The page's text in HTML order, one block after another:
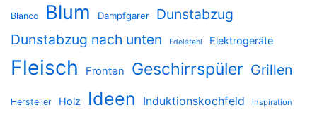
Blanco Blum Dampfgarer
Dunstabzug
Dunstabzug nach unten
Edelstahl Elektrogeräte
Fleisch Fronten Geschirrspüler Grillen
Hersteller Holz Ideen Induktionskochfeld inspiration